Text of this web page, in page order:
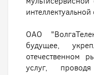
интеллектуальной
ОАО
будущее,
отечественном
услуг,